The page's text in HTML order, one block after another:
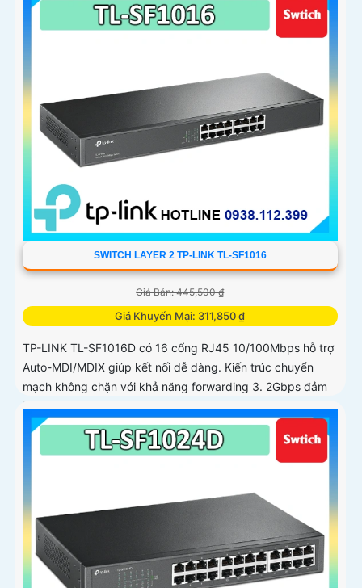
SWITCH LAYER 2 TP-LINK TL-SF1016
Giá Bán: 445,500 ₫
Giá Khuyến Mại: 311,850 ₫
TP-LINK TL-SF1016D có 16 cổng RJ45 10/100Mbps hỗ trợ
Auto-MDI/MDIX giúp kết nối dễ dàng. Kiến trúc chuyển
mạch không chặn với khả năng forwarding 3. 2Gbps đảm
bảo băng thông ổn định